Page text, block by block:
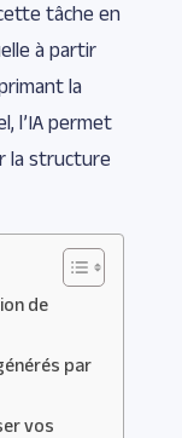
tâche en
à partir
la
l’IA permet
la structure
de
par
vos